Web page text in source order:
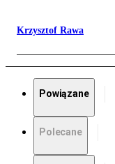
Krzysztof Rawa
Powiązane
Polecane